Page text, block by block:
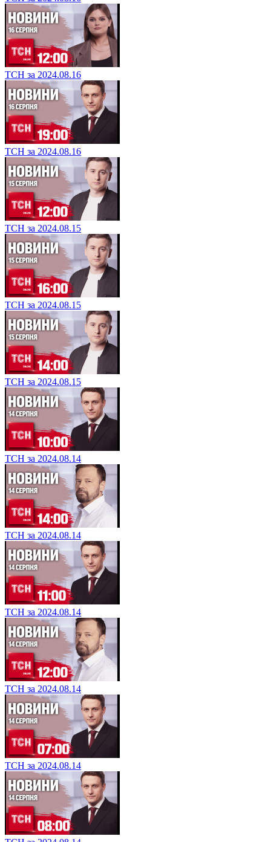
ТСН за 2024.08.16
ТСН за 2024.08.16
ТСН за 2024.08.15
ТСН за 2024.08.15
ТСН за 2024.08.15
ТСН за 2024.08.14
ТСН за 2024.08.14
ТСН за 2024.08.14
ТСН за 2024.08.14
ТСН за 2024.08.14